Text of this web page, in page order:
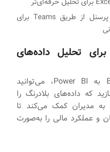
دسترسی راحت به اطلاعات پرسنل از طریق Teams برای
اتصال با Power BI برای تحلیل داده‌های
با اتصال Business Central به Power BI، می‌توانید
که داده‌های بلادرنگ را
به مدیران کمک می‌کند تا
و عملکرد مالی را به‌صورت